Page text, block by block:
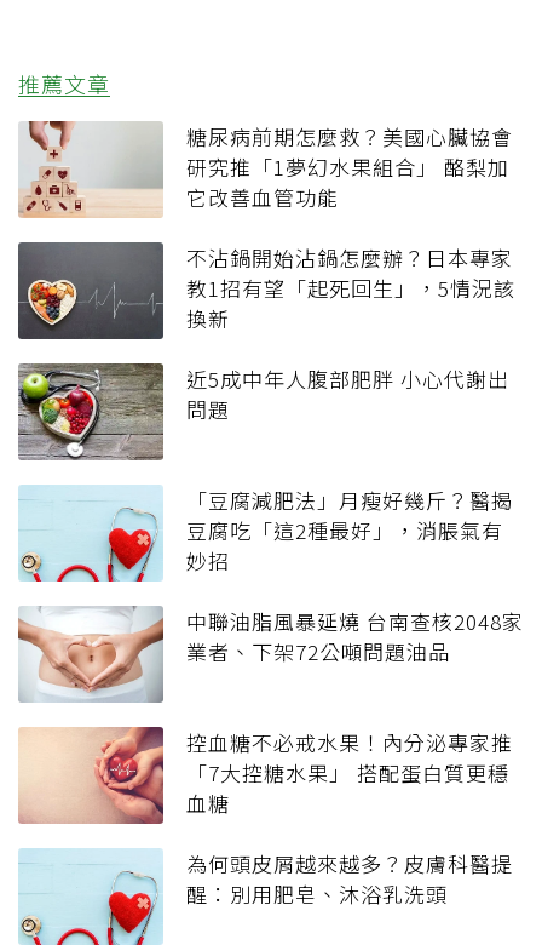
推薦文章
糖尿病前期怎麼救？美國心臟協會
研究推「1夢幻水果組合」 酪梨加
它改善血管功能
不沾鍋開始沾鍋怎麼辦？日本專家
教1招有望「起死回生」，5情況該
換新
近5成中年人腹部肥胖 小心代謝出
問題
「豆腐減肥法」月瘦好幾斤？醫揭
豆腐吃「這2種最好」，消脹氣有
妙招
中聯油脂風暴延燒 台南查核2048家
業者、下架72公噸問題油品
控血糖不必戒水果！內分泌專家推
「7大控糖水果」 搭配蛋白質更穩
血糖
為何頭皮屑越來越多？皮膚科醫提
醒：別用肥皂、沐浴乳洗頭